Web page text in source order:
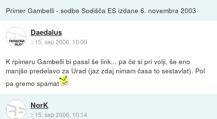
Primer Gambelli - sodbe Sodišča ES izdane 6. novembra 2003
Daedalus
:: 15. sep 2006, 10:09
K rpimeru Gambelli bi pasal še link... pa če si pri volji, še eno
manjšo predelavo za Urad (jaz zdaj nimam časa to sestavlat). Pol
pa gremo spamat
NorK
:: 15. sep 2006, 10:14